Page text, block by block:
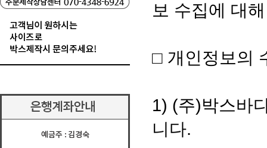
보 수집에 대
□ 개인정보의
1) (주)박스바
니다.